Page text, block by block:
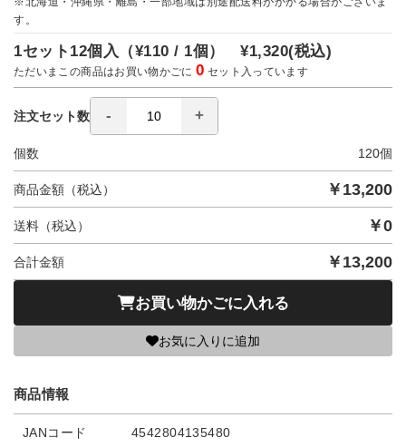
す。
1セット12個入（¥110 / 1個）¥1,320(税込)
ただいまこの商品はお買い物かごに0 セット入っています
注文セット数
個数 120個
商品金額（税込） ￥ 13,200
送料（税込） ￥0
合計金額 ￥ 13,200
お買い物かごに入れる
お気に入りに追加
商品情報
JANコード 4542804135480